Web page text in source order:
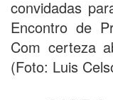
convidadas
Encontro de
Com certeza
(Foto: Luis